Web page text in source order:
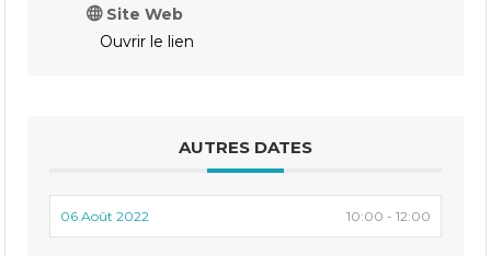
Site Web
Ouvrir le lien
AUTRES DATES
06 Août 2022 10:00 - 12:00